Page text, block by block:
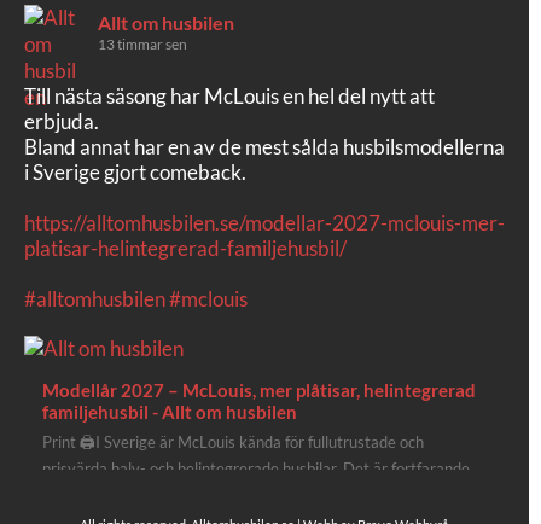
Allt om husbilen
13 timmar sen
Till nästa säsong har McLouis en hel del nytt att
erbjuda.
Bland annat har en av de mest sålda husbilsmodellerna
i Sverige gjort comeback.
https://alltomhusbilen.se/modellar-2027-mclouis-mer-
platisar-helintegrerad-familjehusbil/
#alltomhusbilen#mclouis
Modellår 2027 – McLouis, mer plåtisar, helintegrerad
familjehusbil - Allt om husbilen
Print 🖨I Sverige är McLouis kända för fullutrustade och
prisvärda halv- och helintegrerade husbilar. Det är fortfarande